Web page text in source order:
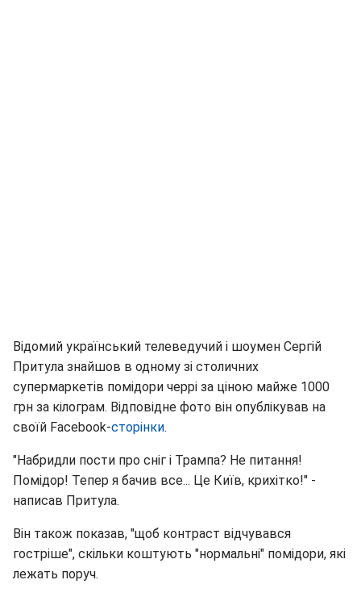
Відомий український телеведучий і шоумен Сергій
Притула знайшов в одному зі столичних
супермаркетів помідори черрі за ціною майже 1000
грн за кілограм. Відповідне фото він опублікував на
своїй Facebook-сторінки.
"Набридли пости про сніг і Трампа? Не питання!
Помідор! Тепер я бачив все... Це Київ, крихітко!" -
написав Притула.
Він також показав, "щоб контраст відчувався
гостріше", скільки коштують "нормальні" помідори, які
лежать поруч.